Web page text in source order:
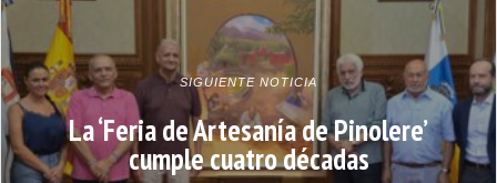
SIGUIENTE NOTICIA
La ‘Feria de Artesanía de Pinolere’
cumple cuatro décadas